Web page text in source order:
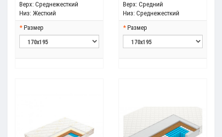
Верх: Среднежесткий
Низ: Жесткий
Размер
Верх: Средний
Низ: Среднежесткий
Размер